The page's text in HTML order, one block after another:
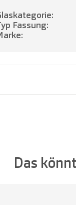
Glaskategorie:
Typ Fassung:
Marke:
Das